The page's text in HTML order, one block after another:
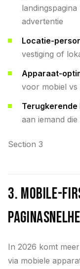
advertentie
Locatie-
vestiging of
Apparaat-
voor mobiel vs
Terugkerende
aan iemand
Section 3
3. Mobile-
In 2026 komt
via mobiele